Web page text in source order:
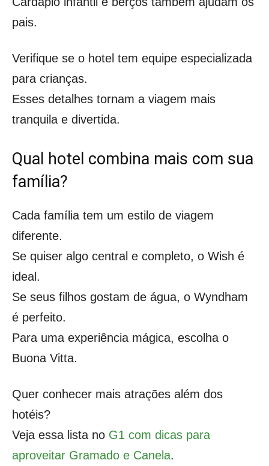
pais.
Verifique se o hotel tem equipe especializada
para crianças.
Esses detalhes tornam a viagem mais
tranquila e divertida.
Qual hotel combina mais com sua
família?
Cada família tem um estilo de viagem
diferente.
Se quiser algo central e completo, o Wish é
ideal.
Se seus filhos gostam de água, o Wyndham
é perfeito.
Para uma experiência mágica, escolha o
Buona Vitta.
Quer conhecer mais atrações além dos
hotéis?
Veja essa lista no G1 com dicas para
aproveitar Gramado e Canela.